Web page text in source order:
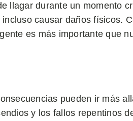
llagar durante un momento
causar daños físicos.
es más importante que
pueden ir más
y los fallos repentinos